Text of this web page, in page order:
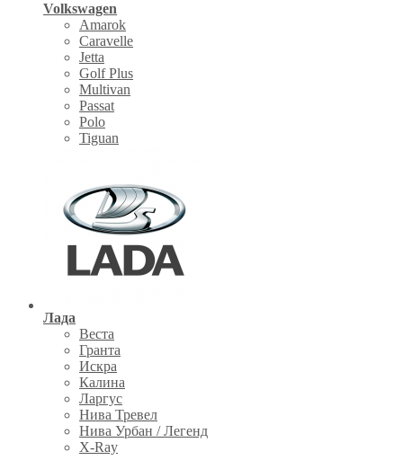
Volkswagen
Amarok
Caravelle
Jetta
Golf Plus
Multivan
Passat
Polo
Tiguan
Лада
Веста
Гранта
Искра
Калина
Ларгус
Нива Тревел
Нива Урбан / Легенд
X-Ray